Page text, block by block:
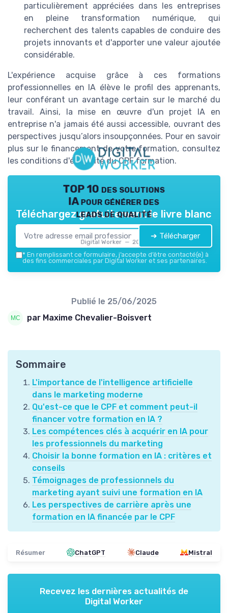
particulièrement appréciées dans les entreprises
en pleine transformation numérique, qui
recherchent des talents capables de conduire des
projets innovants et d'apporter une valeur ajoutée
considérable.
L'expérience acquise grâce à ces formations
professionnelles en IA élève le profil des apprenants,
leur conférant un avantage certain sur le marché du
travail. Ainsi, la mise en œuvre d'un projet IA en
entreprise n'a jamais été aussi accessible, ouvrant des
perspectives jusqu’alors insoupçonnées. Pour en savoir
plus sur le financement de votre formation, consultez
les conditions d'éligibilité du CPF formation.
TOP 10 des solutions
IA pour générer des
leads de qualité
Digital Worker — 2026
Téléchargez gratuitement le livre blanc
➔ Télécharger
* En remplissant ce formulaire, j’accepte d’être contacté(e) à
des fins commerciales par Digital Worker et ses partenaires.
Publié le 25/06/2025
par Maxime Chevalier-Boisvert
Sommaire
L'importance de l'intelligence artificielle
dans le marketing moderne
Qu'est-ce que le CPF et comment peut-il
financer votre formation en IA ?
Les compétences clés à acquérir en IA pour
les professionnels du marketing
Choisir la bonne formation en IA : critères et
conseils
Témoignages de professionnels du
marketing ayant suivi une formation en IA
Les perspectives de carrière après une
formation en IA financée par le CPF
Résumer ChatGPT Claude Mistral
Recevez les dernières actualités de
Digital Worker